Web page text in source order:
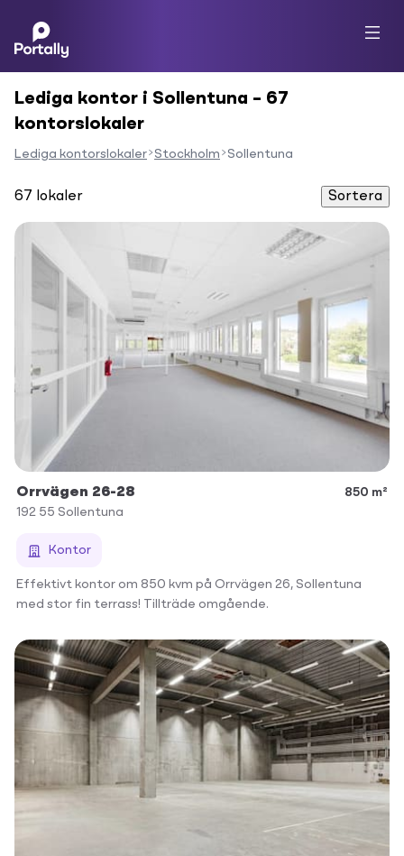
Lediga kontor i Sollentuna – 67
kontorslokaler
Lediga kontorslokaler Stockholm Sollentuna
67 lokaler Sortera
Orrvägen 26-28
850 m²
192 55 Sollentuna
Kontor
Effektivt kontor om 850 kvm på Orrvägen 26, Sollentuna
med stor fin terrass! Tillträde omgående.